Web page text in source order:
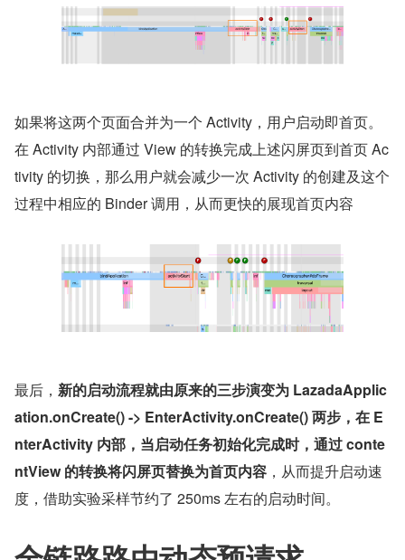
如果将这两个页面合并为一个 Activity，用户启动即首页。
在 Activity 内部通过 View 的转换完成上述闪屏页到首页 Ac
tivity 的切换，那么用户就会减少一次 Activity 的创建及这个
过程中相应的 Binder 调用，从而更快的展现首页内容
最后， 新的启动流程就由原来的三步演变为 LazadaApplic
ation.onCreate() -> EnterActivity.onCreate() 两步，在 E
nterActivity 内部，当启动任务初始化完成时，通过 conte
ntView 的转换将闪屏页替换为首页内容 ，从而提升启动速
度，借助实验采样节约了 250ms 左右的启动时间。